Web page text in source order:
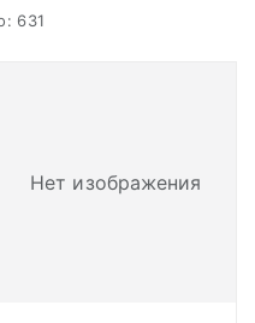
631
Нет изображения